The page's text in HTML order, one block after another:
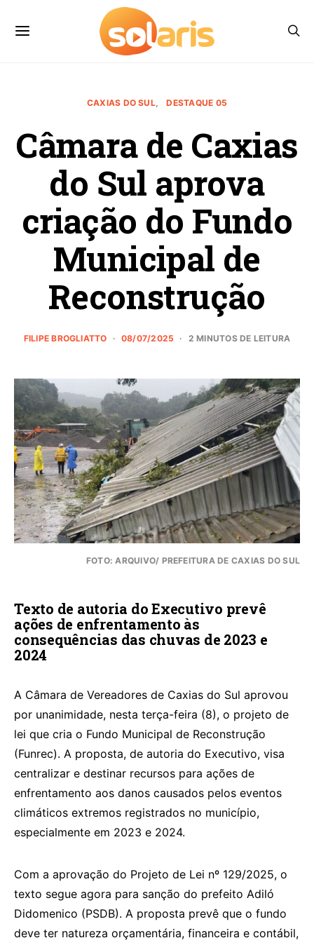
CAXIAS DO SUL DESTAQUE 05
Câmara de Caxias
do Sul aprova
criação do Fundo
Municipal de
Reconstrução
FILIPE BROGLIATTO 08/07/2025 2 MINUTOS DE LEITURA
FOTO: ARQUIVO/ PREFEITURA DE CAXIAS DO SUL
Texto de autoria do Executivo prevê
ações de enfrentamento às
consequências das chuvas de 2023 e
2024
A Câmara de Vereadores de Caxias do Sul aprovou
por unanimidade, nesta terça-feira (8), o projeto de
lei que cria o Fundo Municipal de Reconstrução
(Funrec). A proposta, de autoria do Executivo, visa
centralizar e destinar recursos para ações de
enfrentamento aos danos causados pelos eventos
climáticos extremos registrados no município,
especialmente em 2023 e 2024.
Com a aprovação do Projeto de Lei nº 129/2025, o
texto segue agora para sanção do prefeito Adiló
Didomenico (PSDB). A proposta prevê que o fundo
deve ter natureza orçamentária, financeira e contábil,